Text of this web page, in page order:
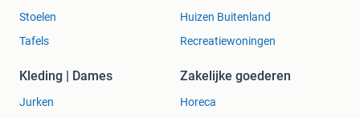
Stoelen
Tafels
Huizen Buitenland
Recreatiewoningen
Kleding | Dames
Jurken
Zakelijke goederen
Horeca